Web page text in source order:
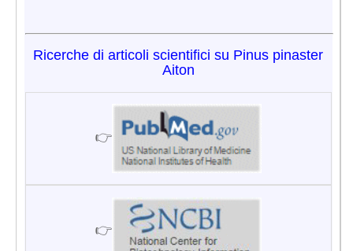
Ricerche di articoli scientifici su Pinus pinaster
Aiton
👉
👉